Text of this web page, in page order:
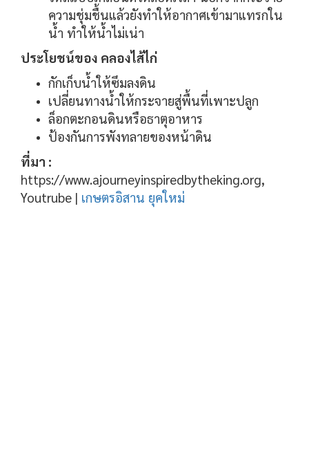
ความชุ่มชื้นแล้วยังทำให้อากาศเข้ามาแทรกใน
น้ำ ทำให้น้ำไม่เน่า
ประโยชน์ของ คลองไส้ไก่
กักเก็บน้ำให้ซึมลงดิน
เปลี่ยนทางน้ำให้กระจายสู่พื้นที่เพาะปลูก
ล็อกตะกอนดินหรือธาตุอาหาร
ป้องกันการพังทลายของหน้าดิน
ที่มา :
https://www.ajourneyinspiredbytheking.org,
Youtrube | เกษตรอิสาน ยุคใหม่